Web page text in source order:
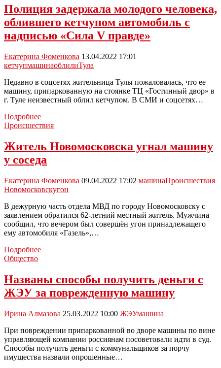
попалась
машина
Полиция задержала молодого человека,
облившего кетчупом автомобиль с
надписью «Сила V правде»
Екатерина Фоменкова 13.04.2022 17:01
кетчупмашинаоблилиТула
Недавно в соцсетях жительница Тулы пожаловалась, что ее
машину, припаркованную на стоянке ТЦ «Гостинный двор» в
г. Туле неизвестный облил кетчупом. В СМИ и соцсетях…
ПодробнееПолиция
задержала
человека,
облившего
кетчупом
с
надписью
«Сила
V
правде»
Происшествия
Житель Новомосковска угнал машину
у соседа
Екатерина Фоменкова 09.04.2022 17:02 машинаПроисшествия
Новомосковскугон
В дежурную часть отдела МВД по городу Новомосковску с
заявлением обратился 62-летний местный житель. Мужчина
сообщил, что вечером был совершён угон принадлежащего
ему автомобиля «Газель»,…
ПодробнееЖитель
у
соседа
Общество
Названы способы получить деньги с
ЖЭУ за поврежденную машину
Ирина Алмазова 25.03.2022 10:00 ЖЭУмашина
При повреждении припаркованной во дворе машины по вине
управляющей компании россиянам посоветовали идти в суд.
Способы получить деньги с коммунальщиков за порчу
имущества назвали опрошенные…